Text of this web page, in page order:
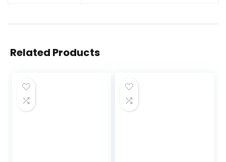
Related Products